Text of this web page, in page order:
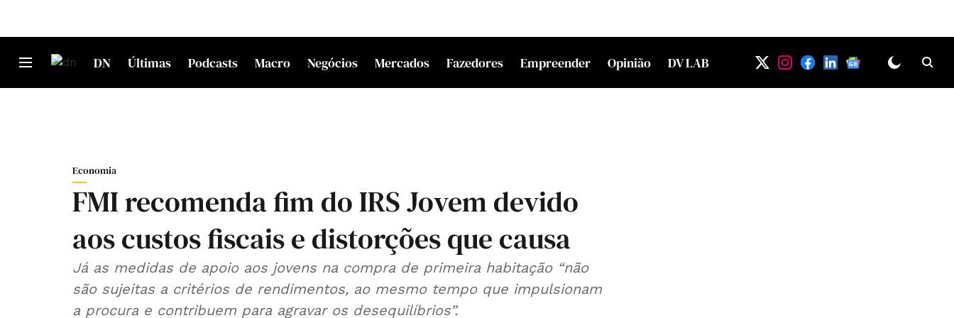
DN Últimas Podcasts Macro Negócios Mercados Fazedores Empreender Opinião DV LAB
Economia
FMI recomenda fim do IRS Jovem devido
aos custos fiscais e distorções que causa
Já as medidas de apoio aos jovens na compra de primeira habitação “não
são sujeitas a critérios de rendimentos, ao mesmo tempo que impulsionam
a procura e contribuem para agravar os desequilíbrios”.